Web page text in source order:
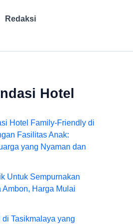
Redaksi
Hotel
Hotel Family-Friendly di
Fasilitas Anak:
yang Nyaman dan
Untuk Sempurnakan
Ambon, Harga Mulai
di Tasikmalaya yang